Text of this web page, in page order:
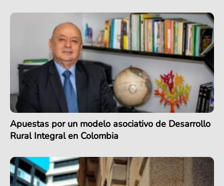
Apuestas por un modelo asociativo de Desarrollo
Rural Integral en Colombia